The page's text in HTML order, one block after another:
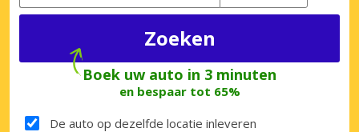
Boek uw auto in 3 minuten
en bespaar tot 65%
De auto op dezelfde locatie inleveren